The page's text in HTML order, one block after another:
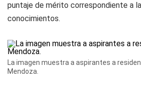
puntaje de mérito correspondiente a
conocimientos.
La imagen muestra a aspirantes a
Mendoza.